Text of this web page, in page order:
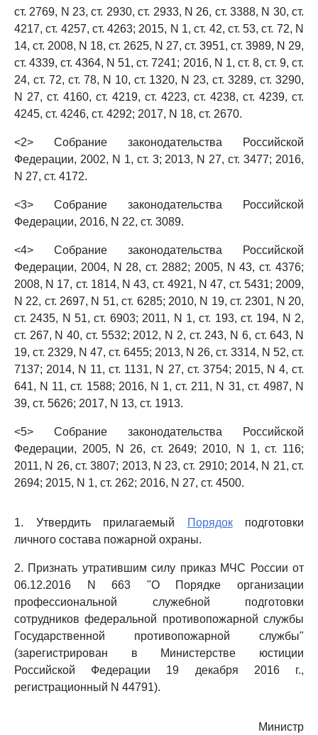
ст. 2769, N 23, ст. 2930, ст. 2933, N 26, ст. 3388, N 30, ст.
4217, ст. 4257, ст. 4263; 2015, N 1, ст. 42, ст. 53, ст. 72, N
14, ст. 2008, N 18, ст. 2625, N 27, ст. 3951, ст. 3989, N 29,
ст. 4339, ст. 4364, N 51, ст. 7241; 2016, N 1, ст. 8, ст. 9, ст.
24, ст. 72, ст. 78, N 10, ст. 1320, N 23, ст. 3289, ст. 3290,
N 27, ст. 4160, ст. 4219, ст. 4223, ст. 4238, ст. 4239, ст.
4245, ст. 4246, ст. 4292; 2017, N 18, ст. 2670.
<2> Собрание законодательства Российской
Федерации, 2002, N 1, ст. 3; 2013, N 27, ст. 3477; 2016,
N 27, ст. 4172.
<3> Собрание законодательства Российской
Федерации, 2016, N 22, ст. 3089.
<4> Собрание законодательства Российской
Федерации, 2004, N 28, ст. 2882; 2005, N 43, ст. 4376;
2008, N 17, ст. 1814, N 43, ст. 4921, N 47, ст. 5431; 2009,
N 22, ст. 2697, N 51, ст. 6285; 2010, N 19, ст. 2301, N 20,
ст. 2435, N 51, ст. 6903; 2011, N 1, ст. 193, ст. 194, N 2,
ст. 267, N 40, ст. 5532; 2012, N 2, ст. 243, N 6, ст. 643, N
19, ст. 2329, N 47, ст. 6455; 2013, N 26, ст. 3314, N 52, ст.
7137; 2014, N 11, ст. 1131, N 27, ст. 3754; 2015, N 4, ст.
641, N 11, ст. 1588; 2016, N 1, ст. 211, N 31, ст. 4987, N
39, ст. 5626; 2017, N 13, ст. 1913.
<5> Собрание законодательства Российской
Федерации, 2005, N 26, ст. 2649; 2010, N 1, ст. 116;
2011, N 26, ст. 3807; 2013, N 23, ст. 2910; 2014, N 21, ст.
2694; 2015, N 1, ст. 262; 2016, N 27, ст. 4500.
1. Утвердить прилагаемый Порядокподготовки
личного состава пожарной охраны.
2. Признать утратившим силу приказ МЧС России от
06.12.2016 N 663 "О Порядке организации
профессиональной служебной подготовки
сотрудников федеральной противопожарной службы
Государственной противопожарной службы"
(зарегистрирован в Министерстве юстиции
Российской Федерации 19 декабря 2016 г.,
регистрационный N 44791).
Министр